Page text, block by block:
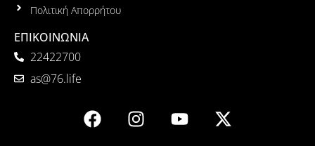
Πολιτική Απορρήτου
ΕΠΙΚΟΙΝΩΝΙΑ
22422700
as@76.life